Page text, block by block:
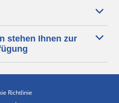
stehen Ihnen zur
Richtlinie